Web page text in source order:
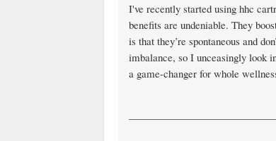
I've recently started using hhc
benefits are undeniable. They
is that they’re spontaneous and
imbalance, so I unceasingly look
a game-changer for whole